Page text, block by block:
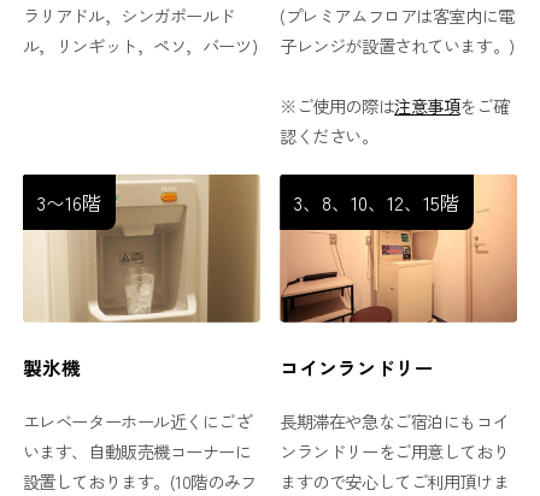
ラリアドル，シンガポールド
ル，リンギット，ペソ，バーツ)
(プレミアムフロアは客室内に電
子レンジが設置されています。)
※ご使用の際は注意事項をご確
認ください。
3〜16階
製氷機
エレベーターホール近くにござ
います、自動販売機コーナーに
設置しております。(10階のみフ
3、8、10、12、15階
コインランドリー
長期滞在や急なご宿泊にもコイ
ンランドリーをご用意しており
ますので安心してご利用頂けま